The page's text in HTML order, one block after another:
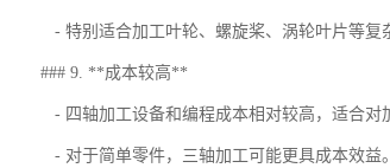
- 特别适合加工叶轮、螺旋桨、涡轮叶片等复
### 9. **成本较高**
- 四轴加工设备和编程成本相对较高，适合对
- 对于简单零件，三轴加工可能更具成本效益。